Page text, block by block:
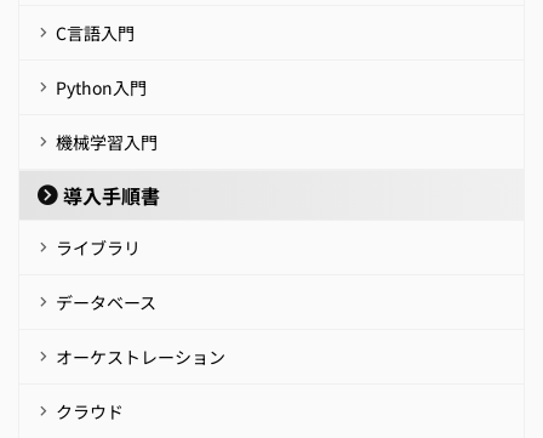
C言語入門
Python入門
機械学習入門
導入手順書
ライブラリ
データベース
オーケストレーション
クラウド